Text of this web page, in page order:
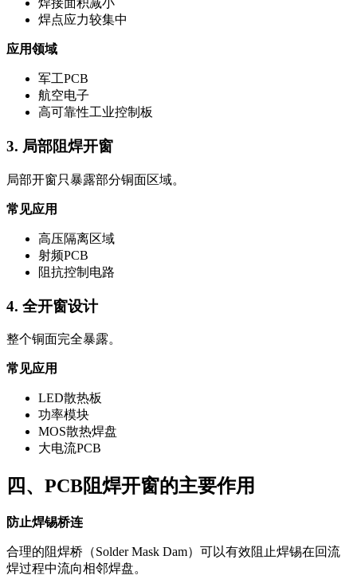
焊接面积减小
焊点应力较集中
应用领域
军工PCB
航空电子
高可靠性工业控制板
3. 局部阻焊开窗
局部开窗只暴露部分铜面区域。
常见应用
高压隔离区域
射频PCB
阻抗控制电路
4. 全开窗设计
整个铜面完全暴露。
常见应用
LED散热板
功率模块
MOS散热焊盘
大电流PCB
四、PCB阻焊开窗的主要作用
防止焊锡桥连
合理的阻焊桥（Solder Mask Dam）可以有效阻止焊锡在回流
焊过程中流向相邻焊盘。